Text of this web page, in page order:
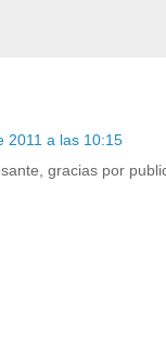
2011 a las 10:15
gracias por